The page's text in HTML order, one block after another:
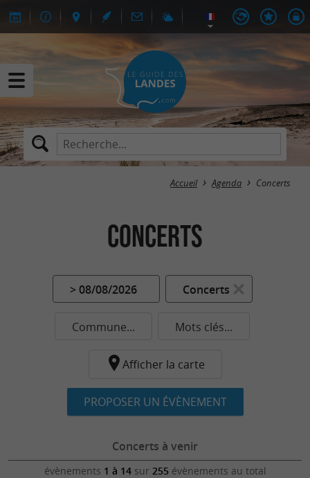
Accueil Agenda Concerts
Concerts
> 08/08/2026 Concerts
Commune... Mots clés...
Afficher la carte
PROPOSER UN ÉVÈNEMENT
Concerts à venir
évènements 1 à 14sur 255 évènements au total